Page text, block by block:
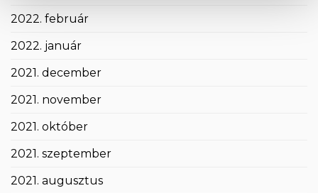
2022. február
2022. január
2021. december
2021. november
2021. október
2021. szeptember
2021. augusztus